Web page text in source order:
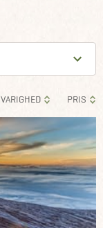
Malaysia, har vi
alle - se
VARIGHED PRIS